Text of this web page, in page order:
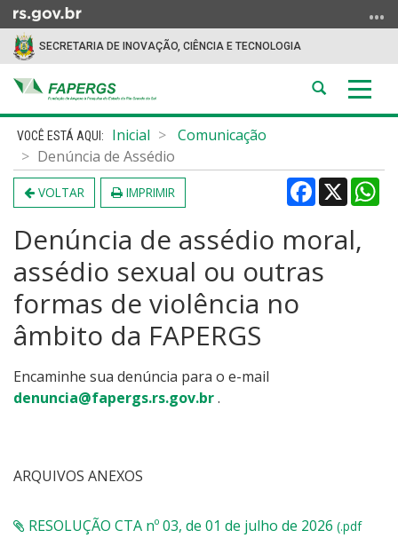
para
conteúdo
para
menu
para
busca
SECRETARIA DE INOVAÇÃO, CIÊNCIA E TECNOLOGIA
a
Abrir
a
Início
conteúdo
Inicial
Comunicação
Denúncia de Assédio
VOLTAR IMPRIMIR Facebook
X
Denúncia de assédio moral,
assédio sexual ou outras
formas de violência no
âmbito da FAPERGS
Encaminhe sua denúncia para o e-mail
denuncia@fapergs.rs.gov.br.
ARQUIVOS ANEXOS
RESOLUÇÃO CTA nº 03, de 01 de julho de 2026 (.pdf